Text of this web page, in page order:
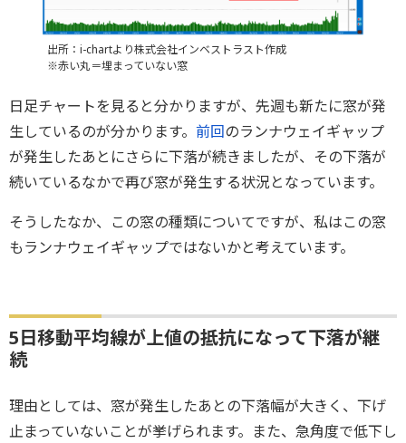
出所：i-chartより株式会社インベストラスト作成
※赤い丸＝埋まっていない窓
日足チャートを見ると分かりますが、先週も新たに窓が発
生しているのが分かります。 前回のランナウェイギャップ
が発生したあとにさらに下落が続きましたが、その下落が
続いているなかで再び窓が発生する状況となっています。
そうしたなか、この窓の種類についてですが、私はこの窓
もランナウェイギャップではないかと考えています。
5日移動平均線が上値の抵抗になって下落が継
続
理由としては、窓が発生したあとの下落幅が大きく、下げ
止まっていないことが挙げられます。また、急角度で低下し